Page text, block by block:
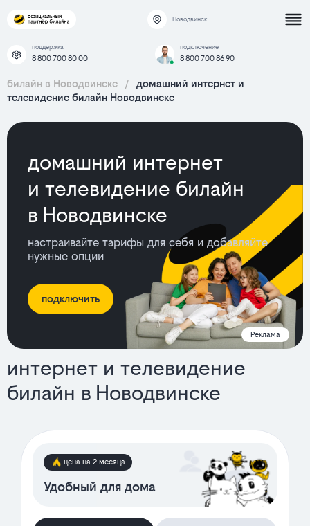
Новодвинск
поддержка
8 800 700 80 00
подключение
8 800 700 86 90
билайн в Новодвинске /
домашний интернет и
телевидение билайн Новодвинске
домашний интернет
и телевидение билайн
в Новодвинске
настраивайте тарифы для себя и добавляйте
нужные опции
подключить
Реклама
интернет и телевидение
билайн в Новодвинске
тарифы
цена на 2 месяца
Удобный для дома